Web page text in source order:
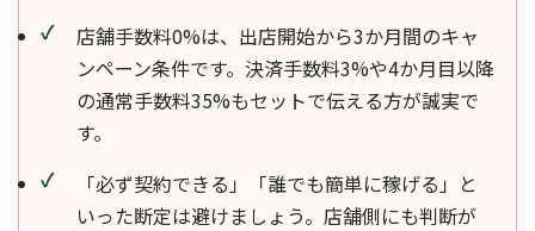
店舗手数料0%は、出店開始から3か月間のキャ
ンペーン条件です。決済手数料3%や4か月目以降
の通常手数料35%もセットで伝える方が誠実で
す。
「必ず契約できる」「誰でも簡単に稼げる」と
いった断定は避けましょう。店舗側にも判断が